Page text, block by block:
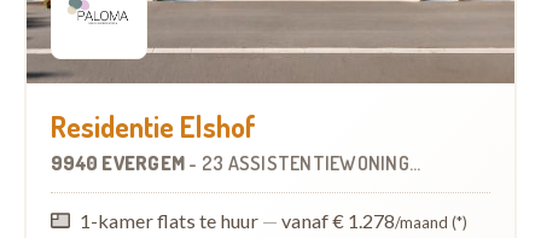
Residentie Elshof
9940 EVERGEM - 23 ASSISTENTIEWONINGEN
1-kamer flats te huur — vanaf € 1.278/maand (*)